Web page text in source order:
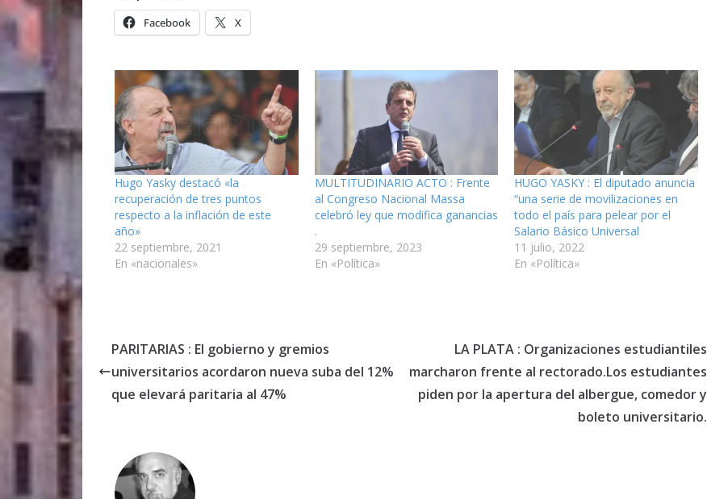
Facebook X
Hugo Yasky destacó «la
recuperación de tres puntos
respecto a la inflación de este
año»
22 septiembre, 2021
En «nacionales»
MULTITUDINARIO ACTO : Frente
al Congreso Nacional Massa
celebró ley que modifica ganancias
.
29 septiembre, 2023
En «Política»
HUGO YASKY : El diputado anuncia
“una serie de movilizaciones en
todo el país para pelear por el
Salario Básico Universal
11 julio, 2022
En «Política»
PARITARIAS : El gobierno y gremios
universitarios acordaron nueva suba del 12%
que elevará paritaria al 47%
LA PLATA : Organizaciones estudiantiles
marcharon frente al rectorado.Los estudiantes
piden por la apertura del albergue, comedor y
boleto universitario.